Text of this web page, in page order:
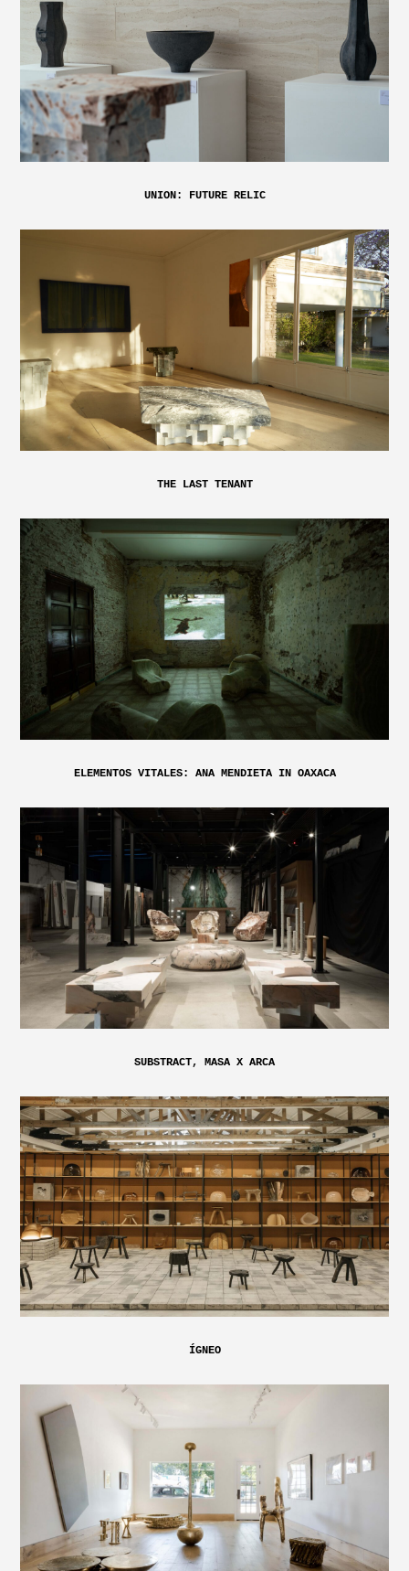
UNION: FUTURE RELIC
THE LAST TENANT
ELEMENTOS VITALES: ANA MENDIETA IN OAXACA
SUBSTRACT, MASA X ARCA
ÍGNEO